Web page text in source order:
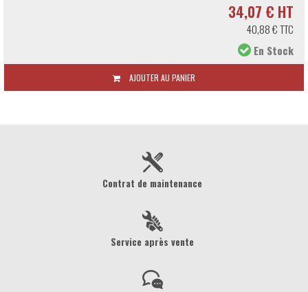
34,07 € HT
40,88 € TTC
En Stock
AJOUTER AU PANIER
Contrat de maintenance
Service après vente